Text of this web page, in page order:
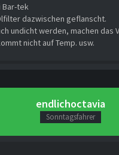
Bar-tek
dazwischen geflanscht.
undicht werden, machen das
nicht auf Temp. usw.
endlichoctavia
Sonntagsfahrer